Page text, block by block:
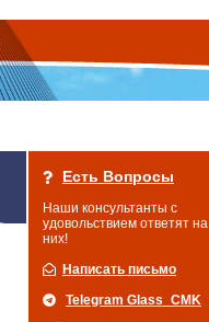
Есть Вопросы
Наши консультанты с
удовольствием ответят на
них!
Написать письмо
Telegram Glass_CMK